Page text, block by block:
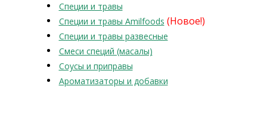
Специи и травы
Специи и травы Amilfoods (Новое!)
Специи и травы развесные
Смеси специй (масалы)
Соусы и приправы
Ароматизаторы и добавки